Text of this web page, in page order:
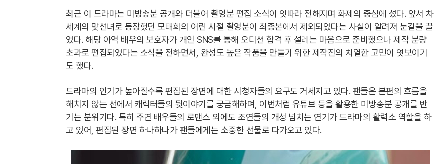
최근 이 드라마는 미방송분 공개와 더불어 촬영분 편집 소식이 잇따라 전해지며 화제의 중심에 섰다. 앞서 차
세계의 맞선녀로 등장했던 모태희의 어린 시절 촬영분이 최종본에서 제외되었다는 사실이 알려져 눈길을 끌
었다. 해당 아역 배우의 보호자가 개인 SNS를 통해 오디션 합격 후 설레는 마음으로 준비했으나 제작 분량
초과로 편집되었다는 소식을 전하면서, 완성도 높은 작품을 만들기 위한 제작진의 치열한 고민이 엿보이기
도 했다.
드라마의 인기가 높아질수록 편집된 장면에 대한 시청자들의 요구도 거세지고 있다. 팬들은 본편의 흐름을
해치지 않는 선에서 캐릭터들의 뒷이야기를 궁금해하며, 이번처럼 유튜브 등을 활용한 미방송분 공개를 반
기는 분위기다. 특히 주연 배우들의 로맨스 외에도 조연들의 개성 넘치는 연기가 드라마의 활력소 역할을 하
고 있어, 편집된 장면 하나하나가 팬들에게는 소중한 선물로 다가오고 있다.